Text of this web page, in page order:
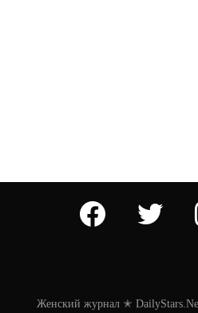
facebook twitter
Женский журнал ✭